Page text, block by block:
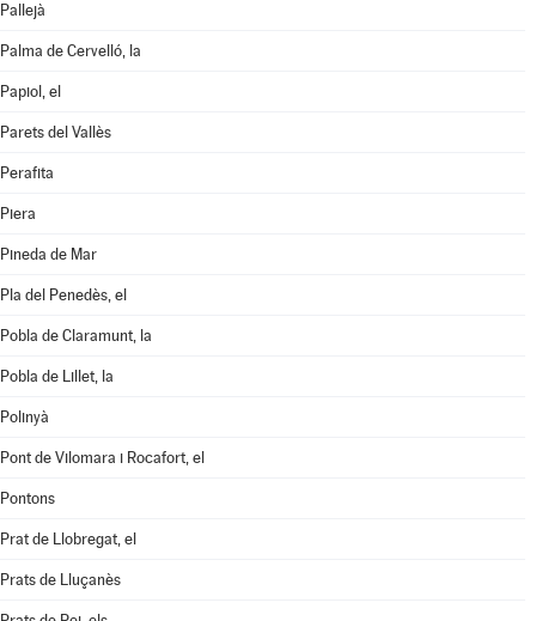
Pallejà
Palma de Cervelló, la
Papiol, el
Parets del Vallès
Perafita
Piera
Pineda de Mar
Pla del Penedès, el
Pobla de Claramunt, la
Pobla de Lillet, la
Polinyà
Pont de Vilomara i Rocafort, el
Pontons
Prat de Llobregat, el
Prats de Lluçanès